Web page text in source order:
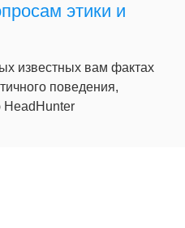
этики и
известных вам фактах
поведения,
HeadHunter